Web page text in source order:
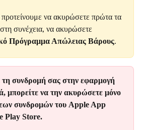
να ακυρώσετε πρώτα τα
συνέχεια, να ακυρώσετε
Πρόγραμμα Απώλειας Βάρους.
συνδρομή σας στην εφαρμογή
μπορείτε να την ακυρώσετε μόνο
συνδρομών του Apple App
Play Store.